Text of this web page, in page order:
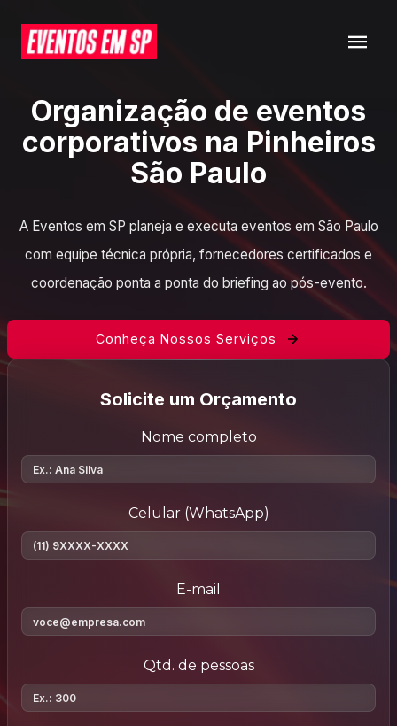
Organização de eventos
corporativos na Pinheiros
São Paulo
A Eventos em SP planeja e executa eventos em São Paulo
com equipe técnica própria, fornecedores certificados e
coordenação ponta a ponta do briefing ao pós-evento.
Conheça Nossos Serviços
Solicite um Orçamento
Nome completo
Celular (WhatsApp)
E-mail
Qtd. de pessoas